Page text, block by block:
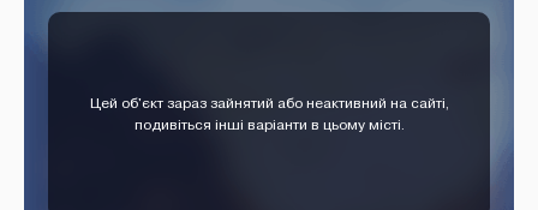
Цей об'єкт зараз зайнятий або неактивний на сайті,
подивіться інші варіанти в цьому місті.